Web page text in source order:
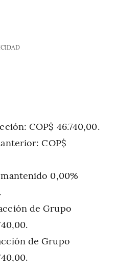
COP$ 46.740,00.
COP$
0,00%
de Grupo
de Grupo